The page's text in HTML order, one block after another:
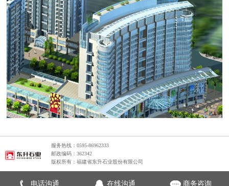
服务热线：0595-86962333
邮政编码：362342
版权所有：福建省东升石业股份有限公司
电话沟通 在线沟通 商务咨询